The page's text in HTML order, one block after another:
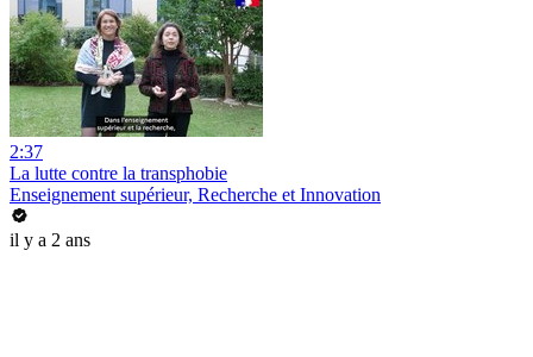
2:37
La lutte contre la transphobie
Enseignement supérieur, Recherche et Innovation
il y a 2 ans